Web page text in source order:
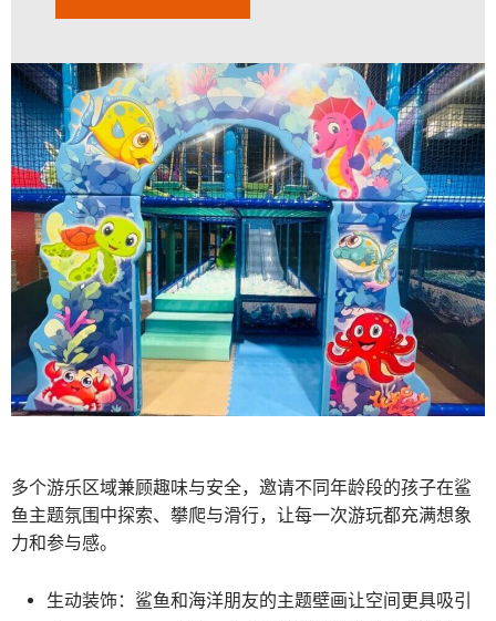
多个游乐区域兼顾趣味与安全，邀请不同年龄段的孩子在鲨
鱼主题氛围中探索、攀爬与滑行，让每一次游玩都充满想象
力和参与感。
生动装饰：鲨鱼和海洋朋友的主题壁画让空间更具吸引